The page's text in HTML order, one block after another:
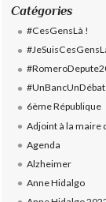
Catégories
#CesGensLà !
#UnBancUnDébat
6ème République
Adjoint à la maire
Agenda
Alzheimer
Anne Hidalgo